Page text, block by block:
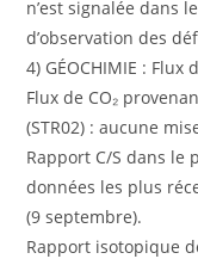
n’est signalée dans
d’observation des
4) GÉOCHIMIE : Flux
Flux de CO₂
(STR02) : aucune
Rapport C/S dans le
données les plus
(9 septembre).
Rapport isotopique